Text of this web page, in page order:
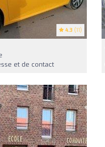
4.3 (11)
et de contact